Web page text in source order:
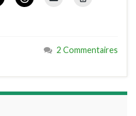
2 Commentaires